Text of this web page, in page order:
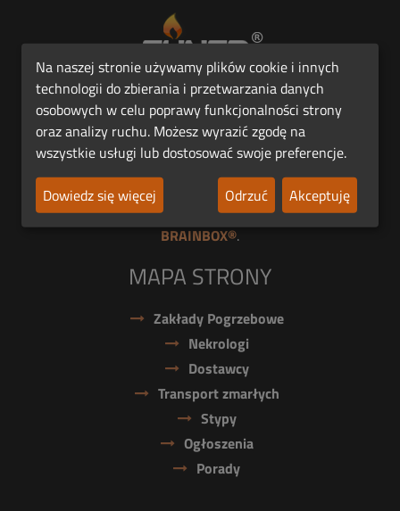
Pierwsza Polska Platforma Funeralna FUNER®.
Jesteśmy członkiem
Prawnym właścicielem Portalu FUNER®jest firma
BRAINBOX®.
MAPA STRONY
Zakłady Pogrzebowe
Nekrologi
Dostawcy
Transport zmarłych
Stypy
Ogłoszenia
Porady
Na naszej stronie używamy plików cookie i innych
technologii do zbierania i przetwarzania danych
osobowych w celu poprawy funkcjonalności strony
oraz analizy ruchu. Możesz wyrazić zgodę na
wszystkie usługi lub dostosować swoje preferencje.
Dowiedz się więcej
Odrzuć Akceptuję